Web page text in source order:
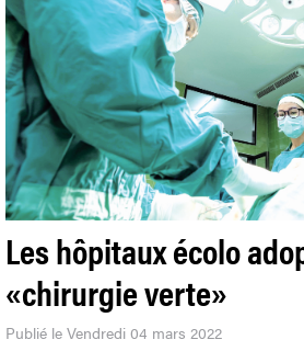
Les hôpitaux écolo
«chirurgie verte»
Publié le Vendredi 04 mars 2022